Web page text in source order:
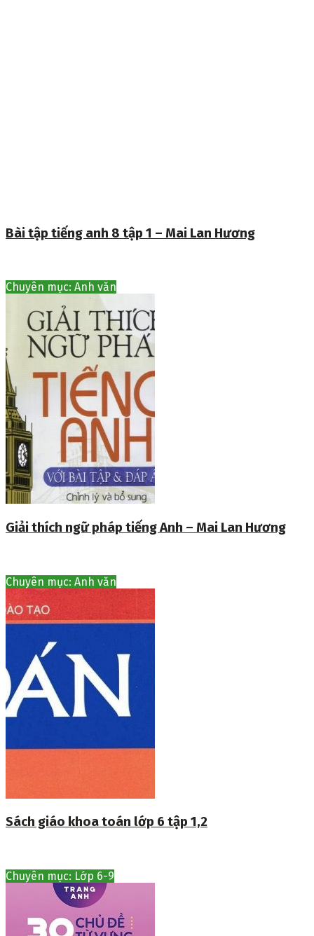
Bài tập tiếng anh 8 tập 1 – Mai Lan Hương
Chuyên mục: Anh văn
Giải thích ngữ pháp tiếng Anh – Mai Lan Hương
Chuyên mục: Anh văn
Sách giáo khoa toán lớp 6 tập 1,2
Chuyên mục: Lớp 6-9